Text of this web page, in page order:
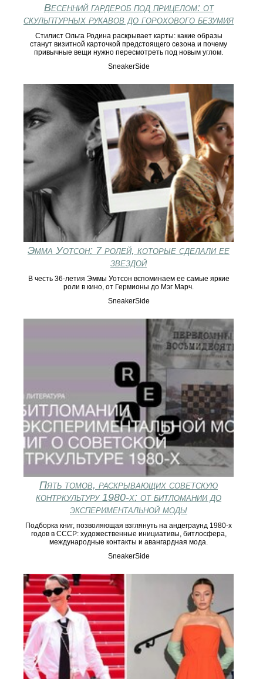
Весенний гардероб под прицелом: от
скульптурных рукавов до горохового безумия
Стилист Ольга Родина раскрывает карты: какие образы
станут визитной карточкой предстоящего сезона и почему
привычные вещи нужно пересмотреть под новым углом.
SneakerSide
Эмма Уотсон: 7 ролей, которые сделали ее
звездой
В честь 36-летия Эммы Уотсон вспоминаем ее самые яркие
роли в кино, от Гермионы до Мэг Марч.
SneakerSide
Пять томов, раскрывающих советскую
контркультуру 1980‑х: от битломании до
экспериментальной моды
Подборка книг, позволяющая взглянуть на андеграунд 1980‑х
годов в СССР: художественные инициативы, битлосфера,
международные контакты и авангардная мода.
SneakerSide